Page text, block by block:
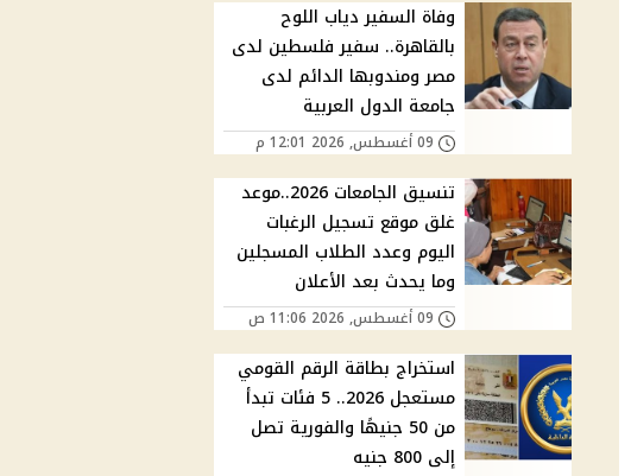
وفاة السفير دياب اللوح
بالقاهرة.. سفير فلسطين لدى
مصر ومندوبها الدائم لدى
جامعة الدول العربية
09 أغسطس, 2026 12:01 م
تنسيق الجامعات 2026..موعد
غلق موقع تسجيل الرغبات
اليوم وعدد الطلاب المسجلين
وما يحدث بعد الأعلان
09 أغسطس, 2026 11:06 ص
استخراج بطاقة الرقم القومي
مستعجل 2026.. 5 فئات تبدأ
من 50 جنيهًا والفورية تصل
إلى 800 جنيه